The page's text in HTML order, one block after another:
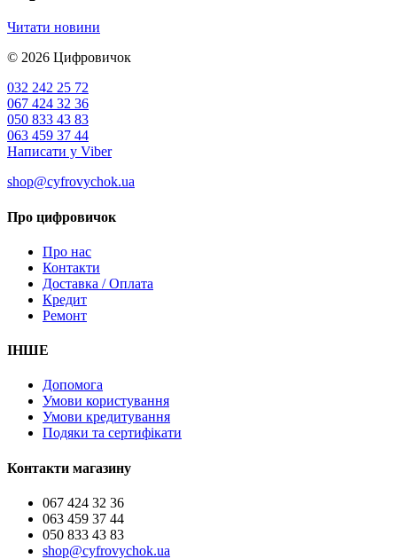
Читати новини
© 2026 Цифровичок
032 242 25 72
067 424 32 36
050 833 43 83
063 459 37 44
Написати у Viber
shop@cyfrovychok.ua
Про цифровичок
Про нас
Контакти
Доставка / Оплата
Кредит
Ремонт
ІНШЕ
Допомога
Умови користування
Умови кредитування
Подяки та сертифікати
Контакти магазину
067 424 32 36
063 459 37 44
050 833 43 83
shop@cyfrovychok.ua